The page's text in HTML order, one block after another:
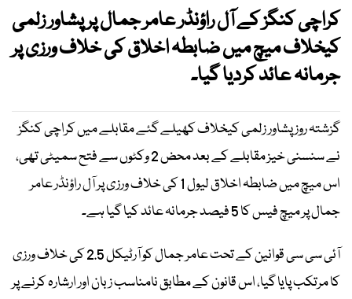
کراچی کنگز کے آل راؤنڈر عامر جمال پر پشاور زلمی
کیخلاف میچ میں ضابطہ اخلاق کی خلاف ورزی پر
جرمانہ عائد کردیا گیا۔
گزشتہ روز پشاور زلمی کیخلاف کھیلے گئے مقابلے میں کراچی کنگز
نے سنسنی خیز مقابلے کے بعد محض 2 وکٹوں سے فتح سمیٹی تھی،
اس میچ میں ضابطہ اخلاق لیول 1 کی خلاف ورزی پر آل راؤنڈر عامر
جمال پر میچ فیس کا 5 فیصد جرمانہ عائد کیا گیا ہے۔
آئی سی سی قوانین کے تحت عامر جمال کو آرٹیکل 2.5 کی خلاف ورزی
کا مرتکب پایا گیا، اس قانون کے مطابق نامناسب زبان اور ارشارہ کرنے پر